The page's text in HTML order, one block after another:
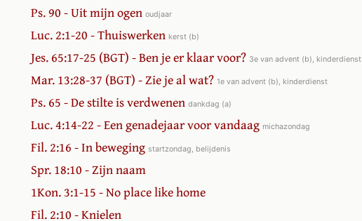
Ps. 90 - Uit mijn ogen oudjaar
Luc. 2:1-20 - Thuiswerken kerst (b)
Jes. 65:17-25 (BGT) - Ben je er klaar voor? 3e van advent (b), kinderdienst
Mar. 13:28-37 (BGT) - Zie je al wat? 1e van advent (b), kinderdienst
Ps. 65 - De stilte is verdwenen dankdag (a)
Luc. 4:14-22 - Een genadejaar voor vandaag michazondag
Fil. 2:16 - In beweging startzondag, belijdenis
Spr. 18:10 - Zijn naam
1Kon. 3:1-15 - No place like home
Fil. 2:10 - Knielen